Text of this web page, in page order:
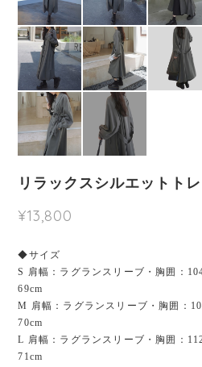
リラックスシルエットト
¥13,800
◆サイズ
S 肩幅：ラグランスリーブ・胸囲：
69cm
M 肩幅：ラグランスリーブ・胸囲：
70cm
L 肩幅：ラグランスリーブ・胸囲：
71cm